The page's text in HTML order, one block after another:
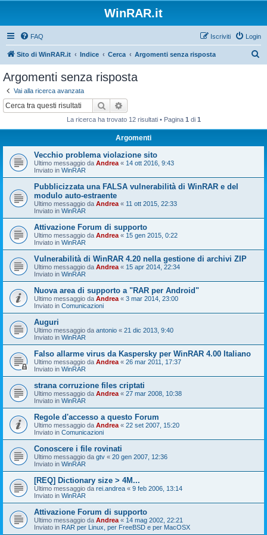
WinRAR.it
FAQ Login
Iscriviti
Sito di WinRAR.it Indice Cerca Argomenti senza risposta
Argomenti senza risposta
Vai alla ricerca avanzata
Cerca
La ricerca ha trovato 12 risultati • Pagina 1 di 1
Argomenti
Vecchio problema violazione sito
Ultimo messaggio da Andrea « 14 ott 2016, 9:43
Inviato in WinRAR
Pubblicizzata una FALSA vulnerabilità di WinRAR e del
modulo auto-estraente
Ultimo messaggio da Andrea « 11 ott 2015, 22:33
Inviato in WinRAR
Attivazione Forum di supporto
Ultimo messaggio da Andrea « 15 gen 2015, 0:22
Inviato in WinRAR
Vulnerabilità di WinRAR 4.20 nella gestione di archivi ZIP
Ultimo messaggio da Andrea « 15 apr 2014, 22:34
Inviato in WinRAR
Nuova area di supporto a "RAR per Android"
Ultimo messaggio da Andrea « 3 mar 2014, 23:00
Inviato in Comunicazioni
Auguri
Ultimo messaggio da antonio « 21 dic 2013, 9:40
Inviato in WinRAR
Falso allarme virus da Kaspersky per WinRAR 4.00 Italiano
Ultimo messaggio da Andrea « 26 mar 2011, 17:37
Inviato in WinRAR
strana corruzione files criptati
Ultimo messaggio da Andrea « 27 mar 2008, 10:38
Inviato in WinRAR
Regole d'accesso a questo Forum
Ultimo messaggio da Andrea « 22 set 2007, 15:20
Inviato in Comunicazioni
Conoscere i file rovinati
Ultimo messaggio da gtv « 20 gen 2007, 12:36
Inviato in WinRAR
[REQ] Dictionary size > 4M...
Ultimo messaggio da rei.andrea « 9 feb 2006, 13:14
Inviato in WinRAR
Attivazione Forum di supporto
Ultimo messaggio da Andrea « 14 mag 2002, 22:21
Inviato in RAR per Linux, per FreeBSD e per MacOSX